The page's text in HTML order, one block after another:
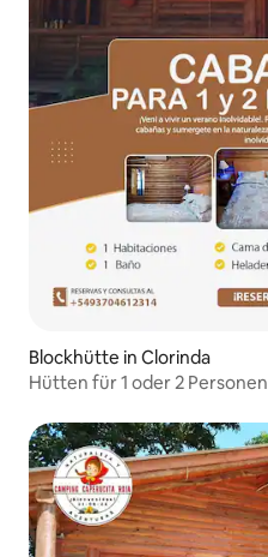
Blockhütte in Clorinda
Hütten für 1 oder 2 Personen